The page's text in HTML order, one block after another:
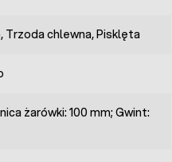
Trzoda chlewna, Pisklęta
żarówki: 100 mm; Gwint: